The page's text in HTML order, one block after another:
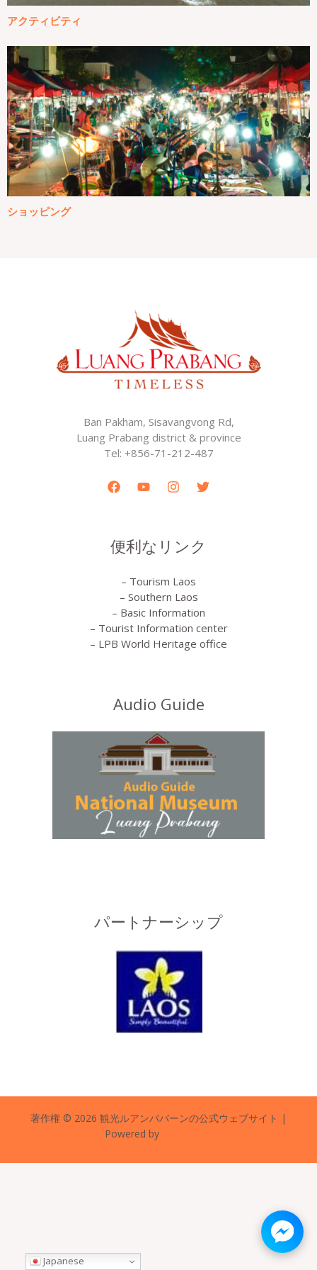
アクティビティ
ショッピング
Ban Pakham, Sisavangvong Rd,
Luang Prabang district & province
Tel: +856-71-212-487
便利なリンク
– Tourism Laos
– Southern Laos
– Basic Information
– Tourist Information center
– LPB World Heritage office
Audio Guide
パートナーシップ
著作権 © 2026 観光ルアンパバーンの公式ウェブサイト |
Powered by
Japanese